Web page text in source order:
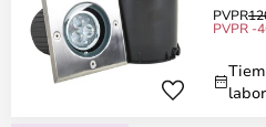
PVPR
PVPR -